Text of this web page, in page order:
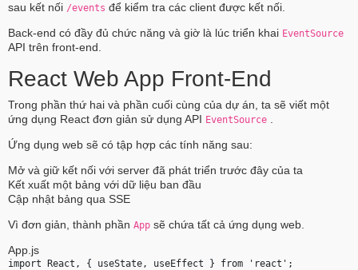
sau kết nối /events để kiểm tra các client được kết nối.
Back-end có đầy đủ chức năng và giờ là lúc triển khai EventSource
API trên front-end.
React Web App Front-End
Trong phần thứ hai và phần cuối cùng của dự án, ta sẽ viết một
ứng dụng React đơn giản sử dụng API EventSource
Ứng dụng web sẽ có tập hợp các tính năng sau:
Mở và giữ kết nối với server đã phát triển trước đây của ta
Kết xuất một bảng với dữ liệu ban đầu
Cập nhật bảng qua SSE
Vì đơn giản, thành phần App sẽ chứa tất cả ứng dụng web.
App.js
import React, { useState, useEffect } from 'react';